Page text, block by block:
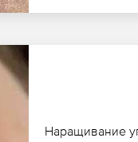
Наращивание